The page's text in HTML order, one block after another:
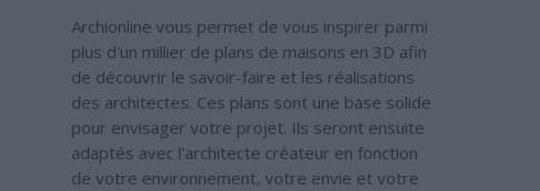
Archionline vous permet de vous inspirer parmi
plus d'un millier de plans de maisons en 3D afin
de découvrir le savoir-faire et les réalisations
des architectes. Ces plans sont une base solide
pour envisager votre projet. Ils seront ensuite
adaptés avec l'architecte créateur en fonction
de votre environnement, votre envie et votre